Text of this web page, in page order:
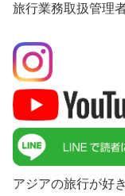
旅行業務取扱管理
アジアの旅行が好